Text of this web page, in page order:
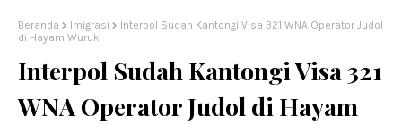
Beranda Imigrasi
Interpol Sudah Kantongi Visa 321 WNA Operator Judol
di Hayam Wuruk
Interpol Sudah Kantongi Visa 321
WNA Operator Judol di Hayam